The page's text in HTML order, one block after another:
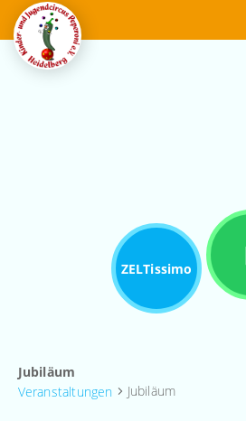
ZELTissimo
Jubiläum
Veranstaltungen
Jubiläum